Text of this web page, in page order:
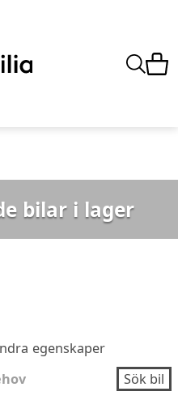
bilar i lager
egenskaper
Sök bil